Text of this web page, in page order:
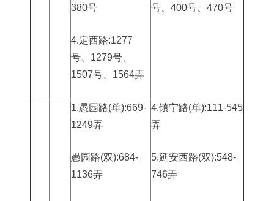
380号
4.定西路:1277
号、1279号、
1507号、1564弄
号、400号、470号
1.愚园路(单):669-
1249弄
愚园路(双):684-
1136弄
4.镇宁路(单):111-545
弄
5.延安西路(双):548-
746弄